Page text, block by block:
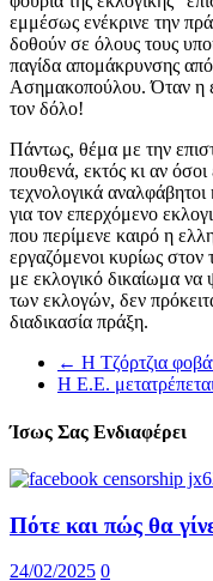
εμμέσως ενέκρινε την
δοθούν σε όλους τους
παγίδα απομάκρυνσης
Ασημακοπούλου. Όταν η
τον δόλο!
Πάντως, θέμα με την
πουθενά, εκτός κι αν όσοι
τεχνολογικά
για τον επερχόμενο
που περίμενε καιρό η
εργαζόμενοι κυρίως στον
με εκλογικό δικαίωμα να
των εκλογών, δεν
διαδικασία πράξη.
← Η Τζόρτζια
Η Ε.Ε.
Ίσως Σας Ενδιαφέρει
Πότε και πώς θα
24/02/2025 0